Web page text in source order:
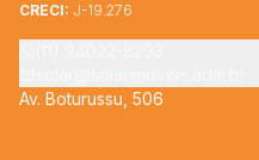
CRECI: J-19.276
Av. Boturussu, 506